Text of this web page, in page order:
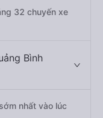
32 chuyến xe
Bình
nhất vào lúc